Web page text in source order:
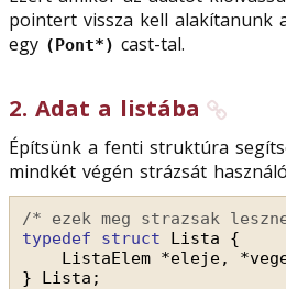
pointert vissza kell alakítanunk
egy (Pont*) cast-tal.
2. Adat a listába
Építsünk a fenti struktúra
mindkét végén strázsát
/* ezek meg strazsak
typedef
struct
Lista {
ListaElem *eleje,
} Lista;